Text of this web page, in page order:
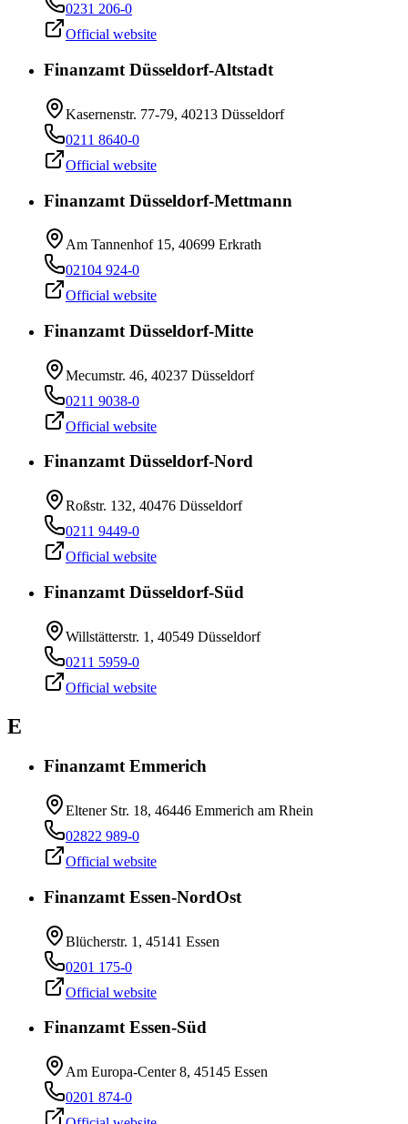
0231 206-0
Official website
Finanzamt Düsseldorf-Altstadt
Kasernenstr. 77-79, 40213 Düsseldorf
0211 8640-0
Official website
Finanzamt Düsseldorf-Mettmann
Am Tannenhof 15, 40699 Erkrath
02104 924-0
Official website
Finanzamt Düsseldorf-Mitte
Mecumstr. 46, 40237 Düsseldorf
0211 9038-0
Official website
Finanzamt Düsseldorf-Nord
Roßstr. 132, 40476 Düsseldorf
0211 9449-0
Official website
Finanzamt Düsseldorf-Süd
Willstätterstr. 1, 40549 Düsseldorf
0211 5959-0
Official website
E
Finanzamt Emmerich
Eltener Str. 18, 46446 Emmerich am Rhein
02822 989-0
Official website
Finanzamt Essen-NordOst
Blücherstr. 1, 45141 Essen
0201 175-0
Official website
Finanzamt Essen-Süd
Am Europa-Center 8, 45145 Essen
0201 874-0